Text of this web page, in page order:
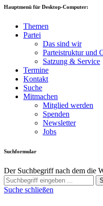
Hauptmenü für Desktop-Computer:
Themen
Partei
Das sind wir
Parteistruktur und
Satzung & Service
Termine
Kontakt
Suche
Mitmachen
Mitglied werden
Spenden
Newsletter
Jobs
Suchformular
Der Suchbegriff nach dem die
Suche schließen